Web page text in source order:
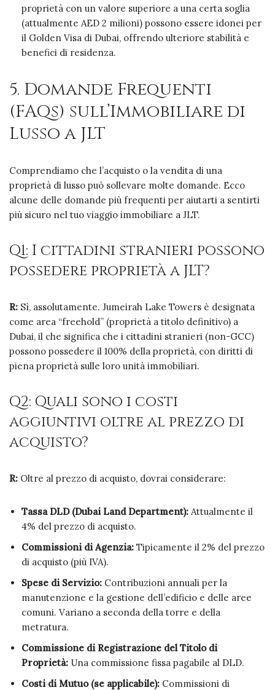
proprietà con un valore superiore a una certa soglia
(attualmente AED 2 milioni) possono essere idonei per
il Golden Visa di Dubai, offrendo ulteriore stabilità e
benefici di residenza.
5. Domande Frequenti
(FAQs) sull’Immobiliare di
Lusso a JLT
Comprendiamo che l’acquisto o la vendita di una
proprietà di lusso può sollevare molte domande. Ecco
alcune delle domande più frequenti per aiutarti a sentirti
più sicuro nel tuo viaggio immobiliare a JLT.
Q1: I cittadini stranieri possono
possedere proprietà a JLT?
R: Sì, assolutamente. Jumeirah Lake Towers è designata
come area “freehold” (proprietà a titolo definitivo) a
Dubai, il che significa che i cittadini stranieri (non-GCC)
possono possedere il 100% della proprietà, con diritti di
piena proprietà sulle loro unità immobiliari.
Q2: Quali sono i costi
aggiuntivi oltre al prezzo di
acquisto?
R: Oltre al prezzo di acquisto, dovrai considerare:
Tassa DLD (Dubai Land Department): Attualmente il
4% del prezzo di acquisto.
Commissioni di Agenzia: Tipicamente il 2% del prezzo
di acquisto (più IVA).
Spese di Servizio: Contribuzioni annuali per la
manutenzione e la gestione dell’edificio e delle aree
comuni. Variano a seconda della torre e della
metratura.
Commissione di Registrazione del Titolo di
Proprietà: Una commissione fissa pagabile al DLD.
Costi di Mutuo (se applicabile): Commissioni di